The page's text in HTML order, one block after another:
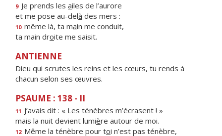
9 Je prends les ailes de l’aurore
et me pose au-delà des mers :
10 même là, ta main me conduit,
ta main droite me saisit.
ANTIENNE
Dieu qui scrutes les reins et les cœurs, tu rends à
chacun selon ses œuvres.
PSAUME : 138 - II
11 J’avais dit : « Les ténèbres m’écrasent ! »
mais la nuit devient lumière autour de moi.
12 Même la ténèbre pour toi n’est pas ténèbre,